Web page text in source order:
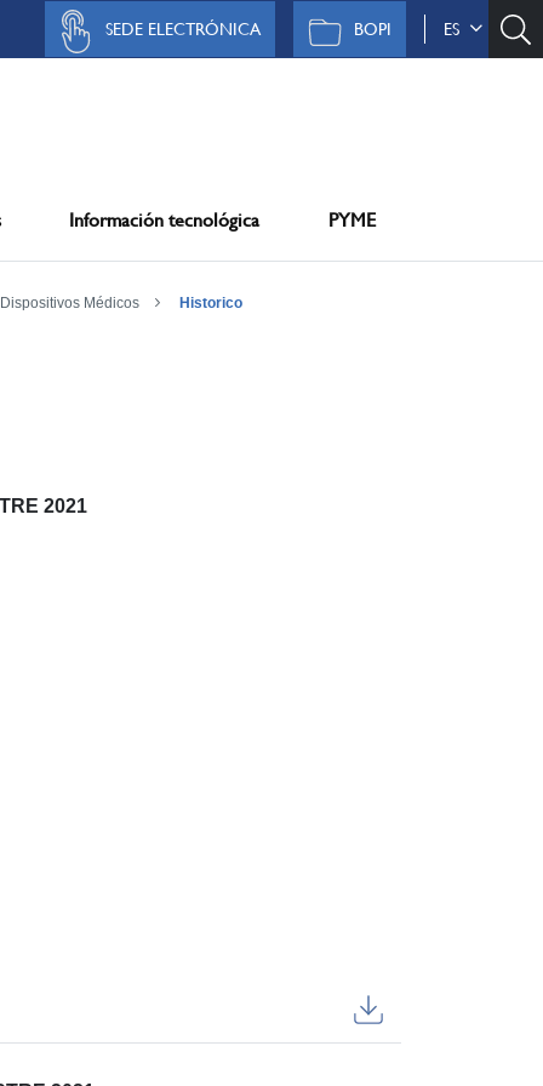
ES
BOPI
SEDE ELECTRÓNICA
Información tecnológica PYME
Dispositivos Médicos Historico
2021